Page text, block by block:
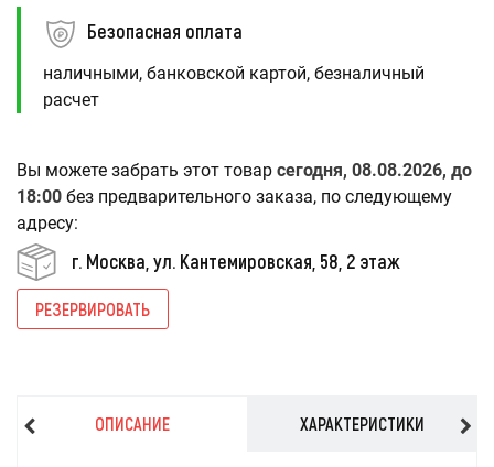
Безопасная оплата
наличными, банковской картой, безналичный
расчет
Вы можете забрать этот товар сегодня, 08.08.2026, до
18:00 без предварительного заказа, по следующему
адресу:
г. Москва, ул. Кантемировская, 58, 2 этаж
РЕЗЕРВИРОВАТЬ
ОПИСАНИЕ ХАРАКТЕРИСТИКИ